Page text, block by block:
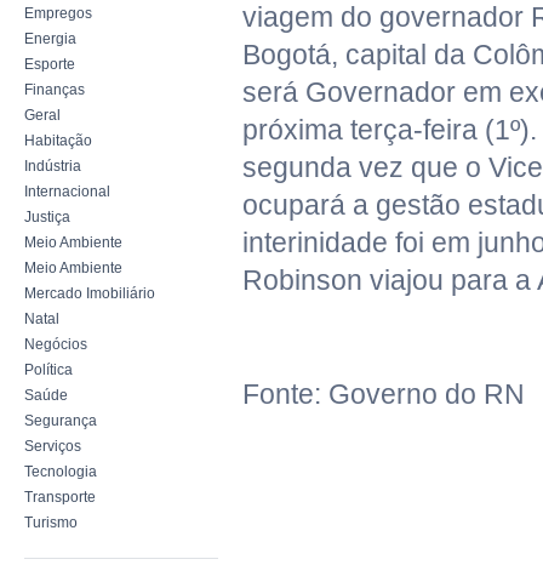
Empregos
Energia
Esporte
Finanças
Geral
Habitação
Indústria
Internacional
Justiça
Meio Ambiente
Meio Ambiente
Mercado Imobiliário
Natal
Negócios
Política
Saúde
Segurança
Serviços
Tecnologia
Transporte
Turismo
viagem do governador
Bogotá, capital da
será Governador em
próxima terça-feira
segunda vez que o
ocupará a gestão
interinidade foi em
Robinson viajou para a
Fonte: Governo do RN